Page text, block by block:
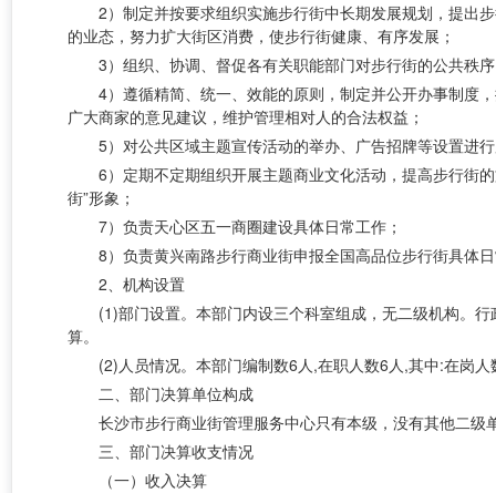
2）制定并按要求组织实施步行街中长期发展规划，提出
的业态，努力扩大街区消费，使步行街健康、有序发展；
3）组织、协调、督促各有关职能部门对步行街的公共秩
4）遵循精简、统一、效能的原则，制定并公开办事制度
广大商家的意见建议，维护管理相对人的合法权益；
5）对公共区域主题宣传活动的举办、广告招牌等设置进
6）定期不定期组织开展主题商业文化活动，提高步行街
街”形象；
7）负责天心区五一商圈建设具体日常工作；
8）负责黄兴南路步行商业街申报全国高品位步行街具体
2、机构设置
(1)部门设置。本部门内设三个科室组成，无二级机构。
算。
(2)人员情况。本部门编制数6人,在职人数6人,其中:在岗
二、部门决算单位构成
长沙市步行商业街管理服务中心只有本级，没有其他二级
三、部门决算收支情况
（一）收入决算